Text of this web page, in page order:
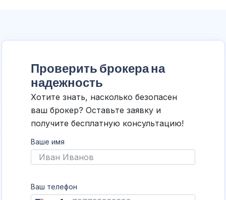
Проверить брокера на
надежность
Хотите знать, насколько безопасен
ваш брокер? Оставьте заявку и
получите бесплатную консультацию!
Ваше имя
Ваш телефон